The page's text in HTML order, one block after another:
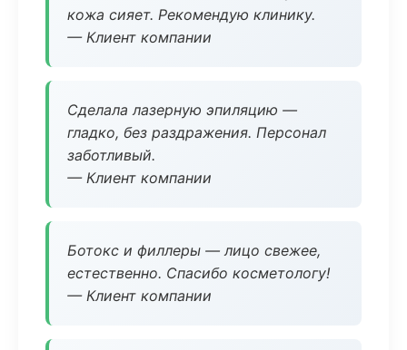
кожа сияет. Рекомендую клинику.
— Клиент компании
Сделала лазерную эпиляцию —
гладко, без раздражения. Персонал
заботливый.
— Клиент компании
Ботокс и филлеры — лицо свежее,
естественно. Спасибо косметологу!
— Клиент компании